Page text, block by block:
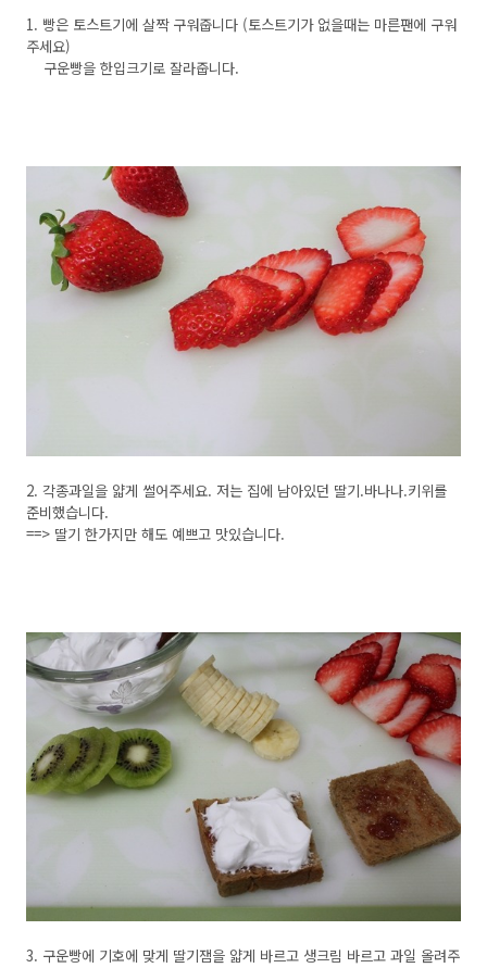
1. 빵은 토스트기에 살짝 구워줍니다 (토스트기가 없을때는 마른팬에 구워
주세요)
구운빵을 한입크기로 잘라줍니다.
2. 각종과일을 얇게 썰어주세요. 저는 집에 남아있던 딸기.바나나.키위를
준비했습니다.
==> 딸기 한가지만 해도 예쁘고 맛있습니다.
3. 구운빵에 기호에 맞게 딸기잼을 얇게 바르고 생크림 바르고 과일 올려주